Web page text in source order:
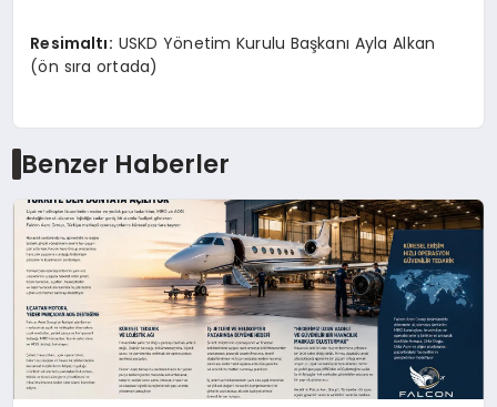
Resimaltı: USKD Yönetim Kurulu Başkanı Ayla Alkan
(ön sıra ortada)
Benzer Haberler